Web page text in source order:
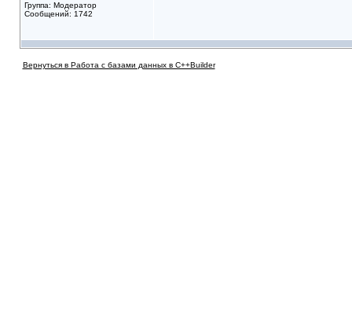
Группа: Модератор
Сообщений: 1742
Вернуться в Работа с базами данных в C++Builder